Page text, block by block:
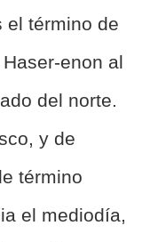
el término de
enon al
del norte.
y de
término
el mediodía,